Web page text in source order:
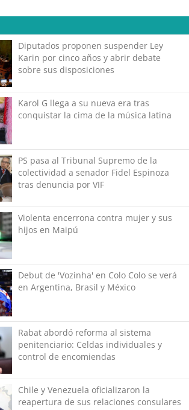
Diputados proponen suspender Ley
Karin por cinco años y abrir debate
sobre sus disposiciones
Karol G llega a su nueva era tras
conquistar la cima de la música latina
PS pasa al Tribunal Supremo de la
colectividad a senador Fidel Espinoza
tras denuncia por VIF
Violenta encerrona contra mujer y sus
hijos en Maipú
Debut de 'Vozinha' en Colo Colo se verá
en Argentina, Brasil y México
Rabat abordó reforma al sistema
penitenciario: Celdas individuales y
control de encomiendas
Chile y Venezuela oficializaron la
reapertura de sus relaciones consulares